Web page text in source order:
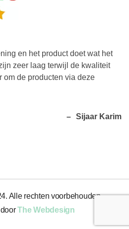
en het product doet wat het
zeer laag terwijl de kwaliteit
de producten via deze
Sijaar Karim
Alle rechten voorbehouden.
doorThe Webdesign